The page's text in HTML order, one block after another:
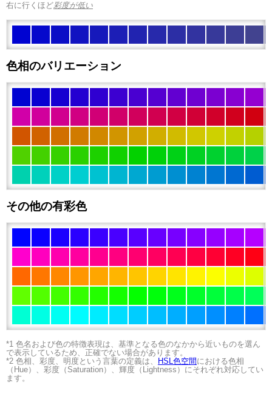
右に行くほど彩度が低い
色相のバリエーション
その他の有彩色
*1 色名および色の特徴表現は、基準となる色のなかから近いものを選ん
で表示しているため、正確でない場合があります。
*2 色相、彩度、明度という言葉の定義は、
HSL色空間 における色相
（Hue）、彩度（Saturation）、輝度（Lightness）にそれぞれ対応してい
ます。